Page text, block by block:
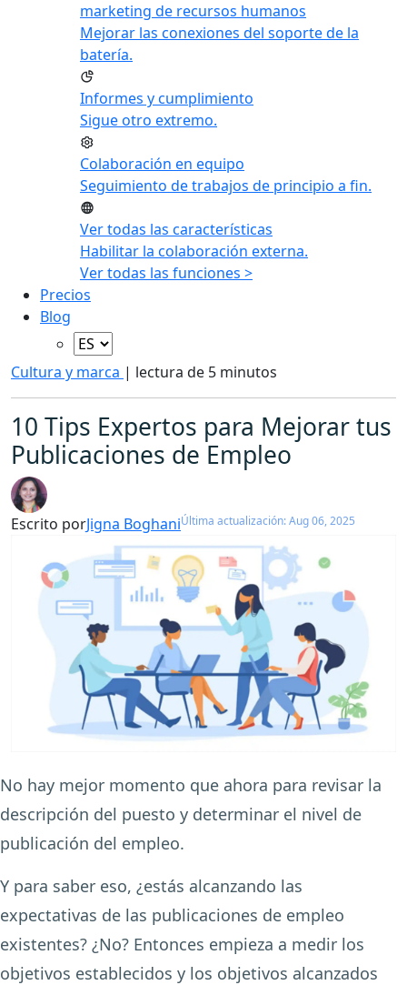
marketing de recursos humanos
Mejorar las conexiones del soporte de la
batería.
Informes y cumplimiento
Sigue otro extremo.
Colaboración en equipo
Seguimiento de trabajos de principio a fin.
Ver todas las características
Habilitar la colaboración externa.
Ver todas las funciones >
Precios
Blog
Cultura y marca | lectura de 5 minutos
10 Tips Expertos para Mejorar tus
Publicaciones de Empleo
Escrito porJigna BoghaniÚltima actualización: Aug 06, 2025
No hay mejor momento que ahora para revisar la
descripción del puesto y determinar el nivel de
publicación del empleo.
Y para saber eso, ¿estás alcanzando las
expectativas de las publicaciones de empleo
existentes? ¿No? Entonces empieza a medir los
objetivos establecidos y los objetivos alcanzados